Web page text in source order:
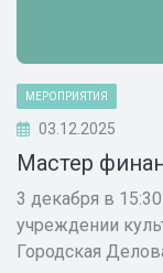
МЕРОПРИЯТИЯ
03.12.2025
Мастер
3 декабря в
учреждении
Городская